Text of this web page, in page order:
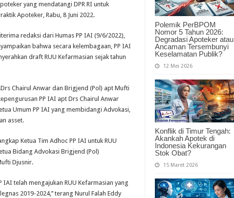
Polemik PerBPOM
Nomor 5 Tahun 2026:
Degradasi Apoteker atau
Ancaman Tersembunyi
Keselamatan Publik?
12 Mei 2026
Konflik di Timur Tengah:
Akankah Apotek di
Indonesia Kekurangan
Stok Obat?
15 Maret 2026
yang mendatangi DPR RI untuk
Apoteker, Rabu, 8 Juni 2022.
redaksi dari Humas PP IAI (9/6/2022),
bahwa secara kelembagaan, PP IAI
draft RUU Kefarmasian sejak tahun
Chairul Anwar dan Brigjend (Pol) apt Mufti
PP IAI apt Drs Chairul Anwar
Umum PP IAI yang membidangi Advokasi,
asset.
Ketua Tim Adhoc PP IAI untuk RUU
Bidang Advokasi Brigjend (Pol)
Djusnir.
IAI telah mengajukan RUU Kefarmasian yang
2019-2024,’’ terang Nurul Falah Eddy